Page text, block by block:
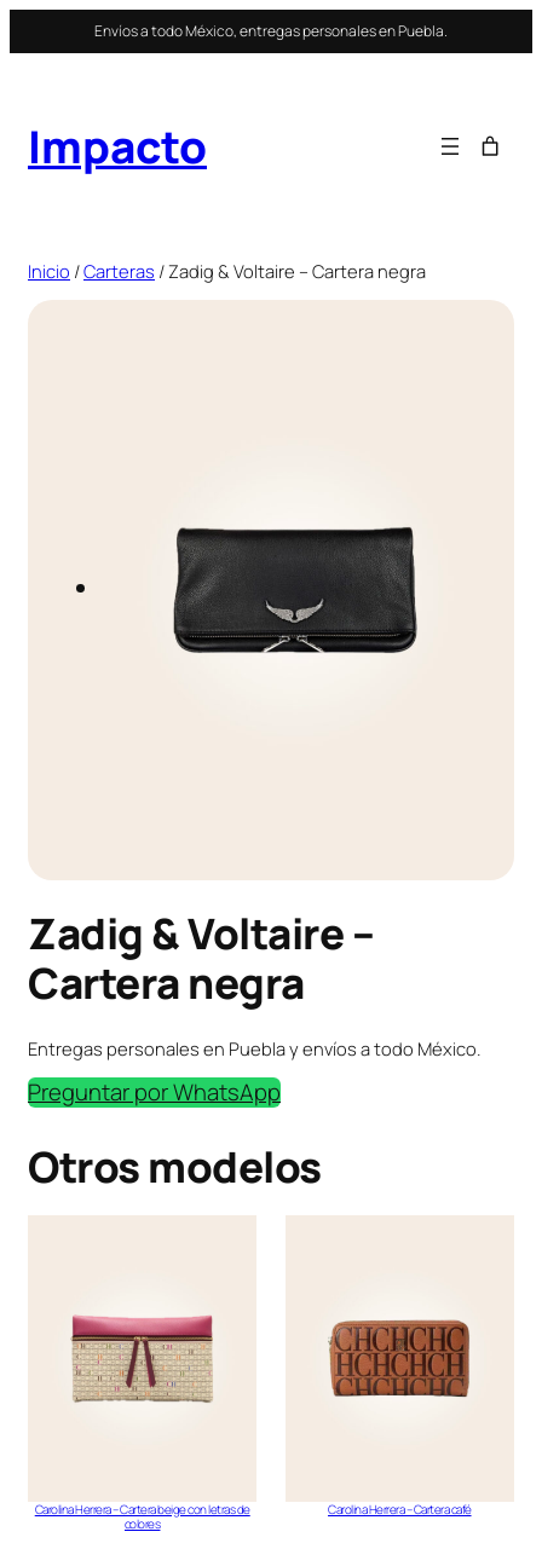
al
Envíos a todo México, entregas personales en Puebla.
Impacto
Inicio /Carteras / Zadig & Voltaire – Cartera negra
Zadig & Voltaire –
Cartera negra
Entregas personales en Puebla y envíos a todo México.
Preguntar por WhatsApp
Otros modelos
Carolina Herrera – Cartera beige con letras de
colores
Carolina Herrera – Cartera café